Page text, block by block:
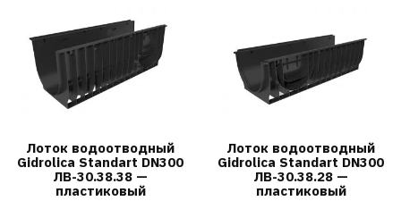
Лоток водоотводный
Gidrolica Standart DN300
ЛВ-30.38.38 —
пластиковый
Лоток водоотводный
Gidrolica Standart DN300
ЛВ-30.38.28 —
пластиковый